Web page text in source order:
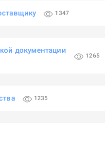
1347
документации
1265
1235